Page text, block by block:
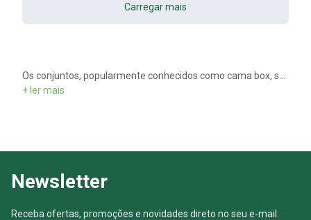
Carregar mais
+ ler mais
Newsletter
Receba ofertas, promoções e novidades direto no seu e-mail.